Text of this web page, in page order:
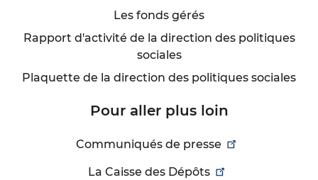
Les fonds gérés
Rapport d'activité de la direction des politiques
sociales
Plaquette de la direction des politiques sociales
Pour aller plus loin
Communiqués de presse
La Caisse des Dépôts